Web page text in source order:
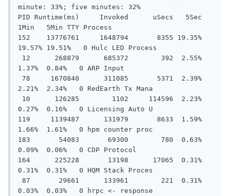
minute: 33%; five minutes: 32%
PID Runtime(ms)     Invoked      uSecs   5Sec
1Min   5Min TTY Process
152    13776761     1648794       8355 19.35%
19.57% 19.51%   0 Hulc LED Process
1.37%  0.84%   0 ARP Input
2.21%  2.34%   0 RedEarth Tx Mana
0.27%  0.16%   0 Licensing Auto U
119     1139487      131979       8633  1.59%
1.66%  1.61%   0 hpm counter proc
183       54083       69300        780  0.63%
0.09%  0.06%   0 CDP Protocol
164      225228       13198      17065  0.31%
0.31%  0.31%   0 HQM Stack Proces
0.03%  0.03%   0 hrpc <- response